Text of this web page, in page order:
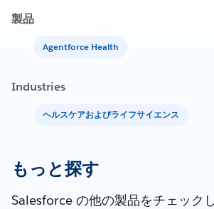
製品
Agentforce Health
Industries
ヘルスケアおよびライフサイエンス
もっと探す
Salesforce の他の製品をチェック